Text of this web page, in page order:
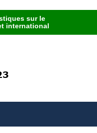
sur le
international